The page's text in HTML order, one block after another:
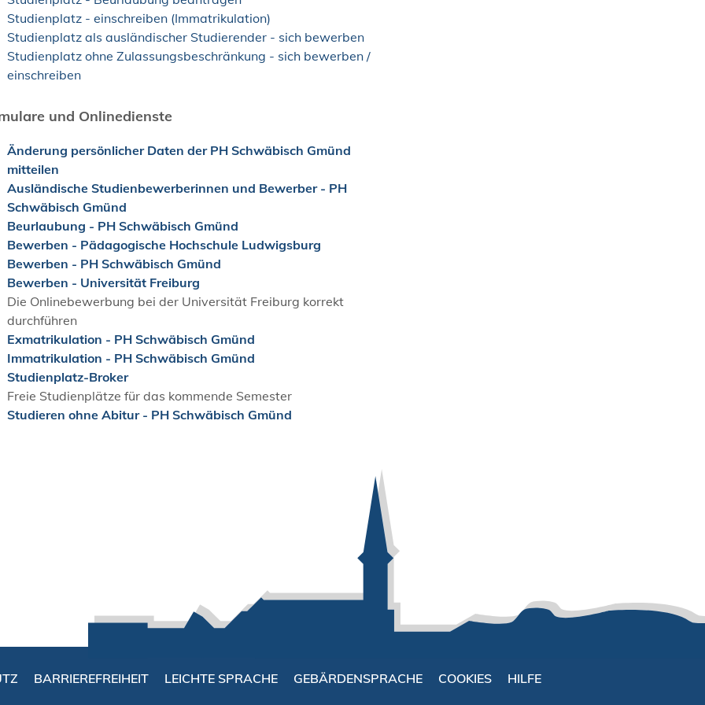
Studienplatz - einschreiben (Immatrikulation)
Studienplatz als ausländischer Studierender - sich bewerben
Studienplatz ohne Zulassungsbeschränkung - sich bewerben /
einschreiben
und Onlinedienste
Änderung persönlicher Daten der PH Schwäbisch Gmünd
mitteilen
Ausländische Studienbewerberinnen und Bewerber - PH
Schwäbisch Gmünd
Beurlaubung - PH Schwäbisch Gmünd
Bewerben - Pädagogische Hochschule Ludwigsburg
Bewerben - PH Schwäbisch Gmünd
Bewerben - Universität Freiburg
Die Onlinebewerbung bei der Universität Freiburg korrekt
durchführen
Exmatrikulation - PH Schwäbisch Gmünd
Immatrikulation - PH Schwäbisch Gmünd
Studienplatz-Broker
Freie Studienplätze für das kommende Semester
Studieren ohne Abitur - PH Schwäbisch Gmünd
BARRIEREFREIHEIT LEICHTE SPRACHE GEBÄRDENSPRACHE COOKIES HILFE